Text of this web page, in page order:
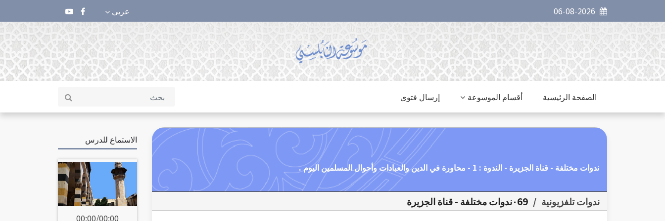
عربي
الصفحة الرئيسية أقسام الموسوعة إرسال فتوى
ندوات مختلفة - قناة الجزيرة - الندوة : 1 - محاورة في الدين والعبادات وأحوال المسلمين اليوم .
ندوات تلفزيونية / ٠69ندوات مختلفة - قناة الجزيرة
الاستماع للدرس
00:00/00:00